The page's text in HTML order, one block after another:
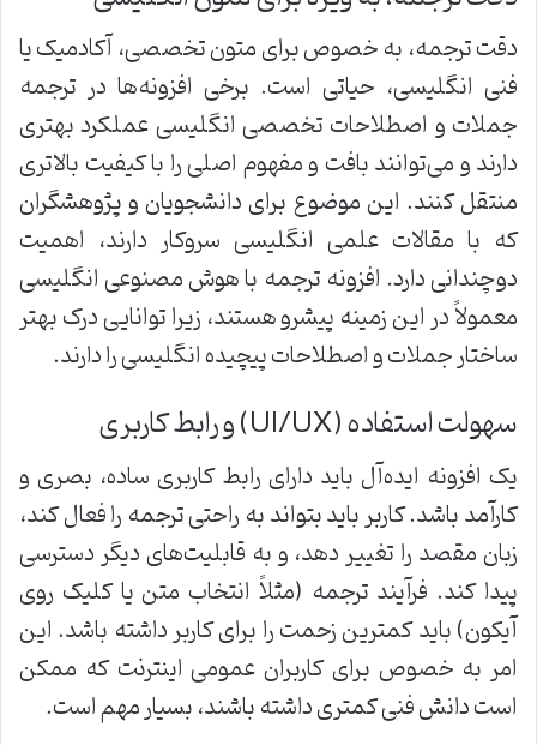
دقت ترجمه، به خصوص برای متون تخصصی، آکادمیک یا
فنی انگلیسی، حیاتی است. برخی افزونه‌ها در ترجمه
جملات و اصطلاحات تخصصی انگلیسی عملکرد بهتری
دارند و می‌توانند بافت و مفهوم اصلی را با کیفیت بالاتری
منتقل کنند. این موضوع برای دانشجویان و پژوهشگران
که با مقالات علمی انگلیسی سروکار دارند، اهمیت
دوچندانی دارد. افزونه ترجمه با هوش مصنوعی انگلیسی
معمولاً در این زمینه پیشرو هستند، زیرا توانایی درک بهتر
ساختار جملات و اصطلاحات پیچیده انگلیسی را دارند.
سهولت استفاده (UI/UX) و رابط کاربری
یک افزونه ایده‌آل باید دارای رابط کاربری ساده، بصری و
کارآمد باشد. کاربر باید بتواند به راحتی ترجمه را فعال کند،
زبان مقصد را تغییر دهد، و به قابلیت‌های دیگر دسترسی
پیدا کند. فرآیند ترجمه (مثلاً انتخاب متن یا کلیک روی
آیکون) باید کمترین زحمت را برای کاربر داشته باشد. این
امر به خصوص برای کاربران عمومی اینترنت که ممکن
است دانش فنی کمتری داشته باشند، بسیار مهم است.